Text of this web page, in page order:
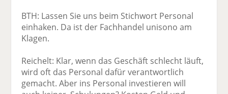
BTH: Lassen Sie uns beim Stichwort Personal
einhaken. Da ist der Fachhandel unisono am
Klagen.
Reichelt: Klar, wenn das Geschäft schlecht läuft,
wird oft das Personal dafür verantwortlich
gemacht. Aber ins Personal investieren will